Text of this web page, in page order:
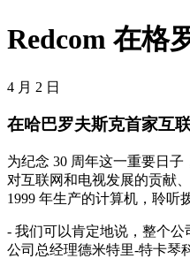
Redcom 在格
4 月 2 日
在哈巴罗夫斯克首家互
为纪念 30 周年这一重要日
对互联网和电视发展的贡献
1999 年生产的计算机，聆听
- 我们可以肯定地说，整个
公司总经理德米特里-特卡琴